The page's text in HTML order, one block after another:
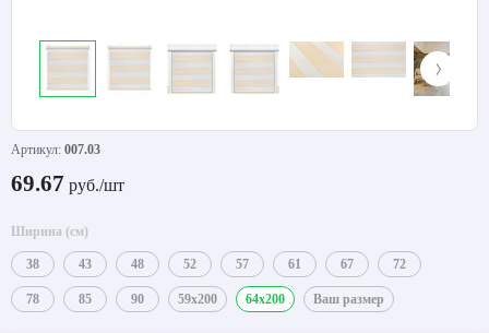
Артикул: 007.03
69.67 руб./шт
Ширина (см)
38 43 48 52 57 61 67 72
78 85 90 59x200 64x200 Ваш размер